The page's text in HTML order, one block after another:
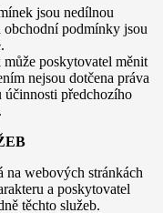
jsou nedílnou
obchodní podmínky jsou
poskytovatel měnit
nejsou dotčena práva
předchozího
na webových stránkách
a poskytovatel
těchto služeb.